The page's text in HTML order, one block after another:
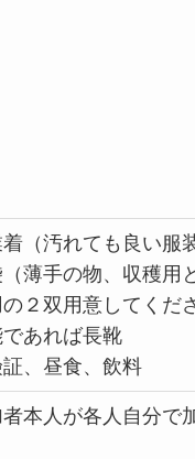
（汚れても良い服
薄手の物、収穫用
２双用意してくだ
あれば長靴
、昼食、飲料
本人が各人自分で